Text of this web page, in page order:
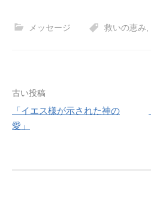
メッセージ 救いの恵み
投
稿
古い投稿
「イエス様が示された神の
愛」